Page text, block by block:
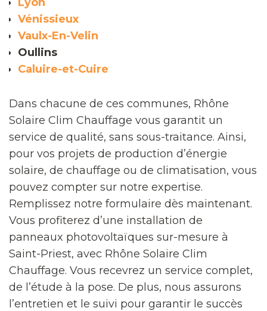
Vénissieux
Vaulx-En-Velin
Oullins
Caluire-et-Cuire
Dans chacune de ces communes, Rhône
Solaire Clim Chauffage vous garantit un
service de qualité, sans sous-traitance. Ainsi,
pour vos projets de production d’énergie
solaire, de chauffage ou de climatisation, vous
pouvez compter sur notre expertise.
Remplissez notre formulaire dès maintenant.
Vous profiterez d’une installation de
panneaux photovoltaïques sur-mesure à
Saint-Priest, avec Rhône Solaire Clim
Chauffage. Vous recevrez un service complet,
de l’étude à la pose. De plus, nous assurons
l’entretien et le suivi pour garantir le succès